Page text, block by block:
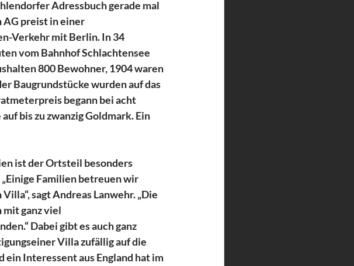
Adressbuch gerade mal
AG preist in einer
Verkehr mit Berlin. In 34
vom Bahnhof Schlachtensee
800 Bewohner, 1904 waren
Baugrundstücke wurden auf das
begann bei acht
bis zu zwanzig Goldmark. Ein
ist der Ortsteil besonders
Familien betreuen wir
sagt Andreas Lanwehr. „Die
ganz viel
Dabei gibt es auch ganz
Villa zufällig auf die
Interessent aus England hat im